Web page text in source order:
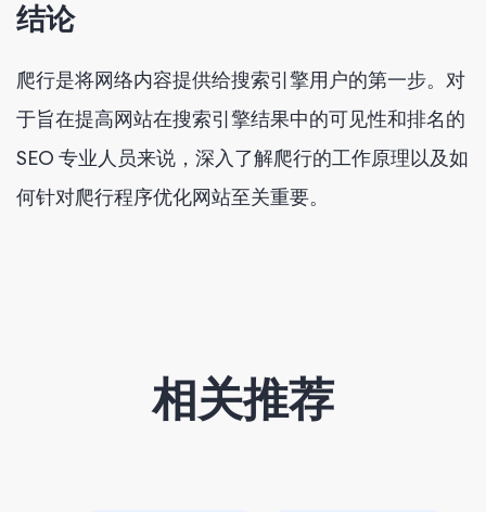
结论
爬行是将网络内容提供给搜索引擎用户的第一步。对
于旨在提高网站在搜索引擎结果中的可见性和排名的
SEO 专业人员来说，深入了解爬行的工作原理以及如
何针对爬行程序优化网站至关重要。
相关推荐